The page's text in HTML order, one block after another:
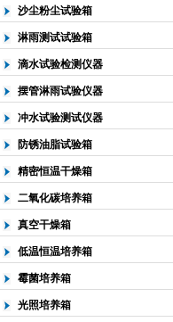
沙尘粉尘试验箱
淋雨测试试验箱
滴水试验检测仪器
摆管淋雨试验仪器
冲水试验测试仪器
防锈油脂试验箱
精密恒温干燥箱
二氧化碳培养箱
真空干燥箱
低温恒温培养箱
霉菌培养箱
光照培养箱